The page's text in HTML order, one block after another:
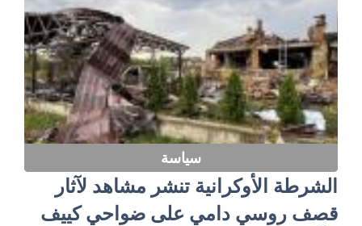
سياسة
الشرطة الأوكرانية تنشر مشاهد لآثار
قصف روسي دامي على ضواحي كييف